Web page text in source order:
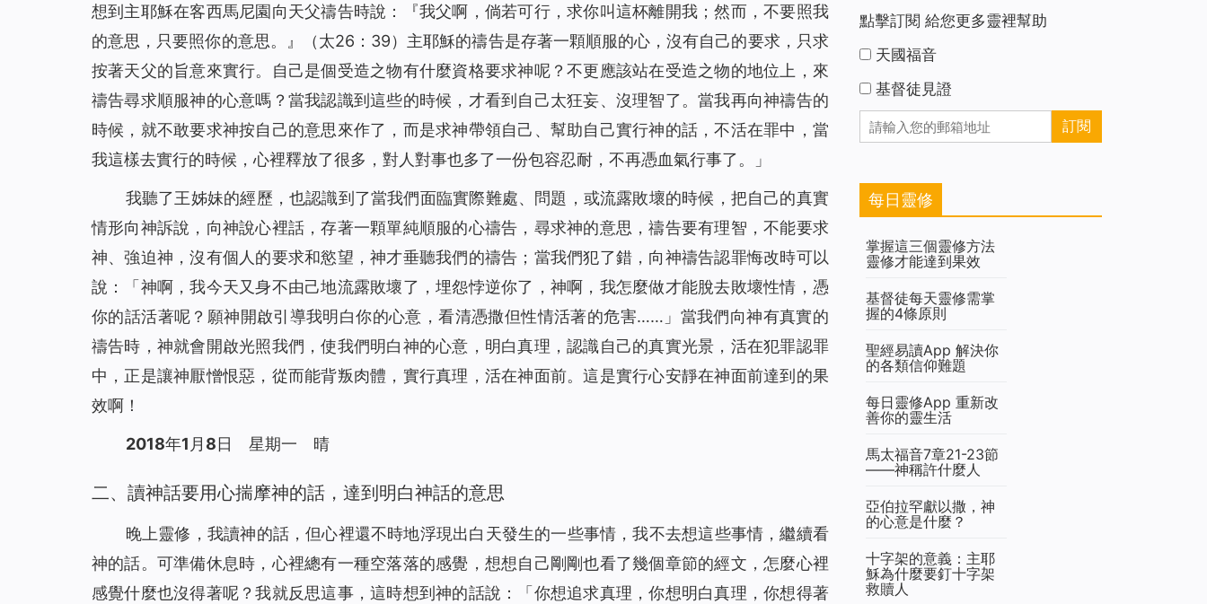
21 2773 00:00
22 神用皮子給亞當夏娃做衣服穿的心意是什么（有聲讀物） 2527 00:00
23 為什麼禁食禱告，教會荒涼的問題還是沒有得到解決（有聲讀物） 2052 00:00
24 信主卻白天犯罪、晚上認罪的人能進天國嗎 （有聲讀物） 1990 00:00
25 你知道如何禱告才能得到主的回應嗎（有聲讀物） 2350 09:26
26 找回初心，誠實做人（有聲讀物） 1933
從富翁的空中樓閣夢帶來的啟發（有聲讀物）
從「神尋找迷路羊」的比喻中看到神對人類的愛惜（有聲讀物）
當我改變自己的禱告後⋯⋯（有聲讀物）
在死亡線上，誰為她帶來了希望之光？(有聲讀物)
風口浪尖，是誰保守爸爸平安回家？（有聲讀物）
有恩賜的人，真的是合神心意的人嗎（有聲讀物）
神將我從網絡遊戲的泥潭中救起（有聲讀物）
基督徒靈修-掌握三要素，讓你與神更親近！（有聲讀物）
【基督徒日記】將心安靜在神面前的四條實行（有聲讀物）
懷孕七個月的我，被綁架後……（有聲讀物） 1683 16:00
40 擺脫網絡小說的誘惑，我正常了！（有聲讀物） 1610 16:32
41 「主耶穌不守安息日」給我們帶來的啟發（有聲讀物） 1604 12:29
想到主耶穌在客西馬尼園向天父禱告時說：『我父啊，倘若可行，求你叫這杯離開我；然而，不要照我
的意思，只要照你的意思。
』（太26：39）主耶穌的禱告是存著一顆順服的心，沒有自己的要求，只求
按著天父的旨意來實行。自己是個受造之物有什麼資格要求神呢？不更應該站在受造之物的地位上，來
禱告尋求順服神的心意嗎？當我認識到這些的時候，才看到自己太狂妄、沒理智了。當我再向神禱告的
時候，就不敢要求神按自己的意思來作了，而是求神帶領自己、幫助自己實行神的話，不活在罪中，當
我這樣去實行的時候，心裡釋放了很多，對人對事也多了一份包容忍耐，不再憑血氣行事了。」
我聽了王姊妹的經歷，也認識到了當我們面臨實際難處、問題，或流露敗壞的時候，把自己的真實
情形向神訴說，向神說心裡話，存著一顆單純順服的心禱告，尋求神的意思，禱告要有理智，不能要求
神、強迫神，沒有個人的要求和慾望，神才垂聽我們的禱告；當我們犯了錯，向神禱告認罪悔改時可以
說：「神啊，我今天又身不由己地流露敗壞了，埋怨悖逆你了，神啊，我怎麼做才能脫去敗壞性情，憑
你的話活著呢？願神開啟引導我明白你的心意，看清憑撒但性情活著的危害……」當我們向神有真實的
禱告時，神就會開啟光照我們，使我們明白神的心意，明白真理，認識自己的真實光景，活在犯罪認罪
中，正是讓神厭憎恨惡，從而能背叛肉體，實行真理，活在神面前。這是實行心安靜在神面前達到的果
效啊！
2018年1月8日 星期一 晴
二、讀神話要用心揣摩神的話，達到明白神話的意思
晚上靈修，我讀神的話，但心裡還不時地浮現出白天發生的一些事情，我不去想這些事情，繼續看
神的話。可準備休息時，心裡總有一種空落落的感覺，想想自己剛剛也看了幾個章節的經文，怎麼心裡
感覺什麼也沒得著呢？我就反思這事，這時想到神的話說：「 你想追求真理，你想明白真理，你想得著
點擊訂閱 給您更多靈裡幫助
天國福音
基督徒見證
每日靈修
掌握這三個靈修方法
靈修才能達到果效
基督徒每天靈修需掌
握的4條原則
聖經易讀App 解決你
的各類信仰難題
每日靈修App 重新改
善你的靈生活
馬太福音7章21-23節
——神稱許什麼人
亞伯拉罕獻以撒，神
的心意是什麼？
十字架的意義：主耶
穌為什麼要釘十字架
救贖人